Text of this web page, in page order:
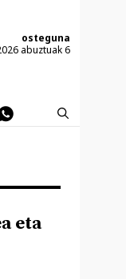
osteguna
abuztuak 6
eta